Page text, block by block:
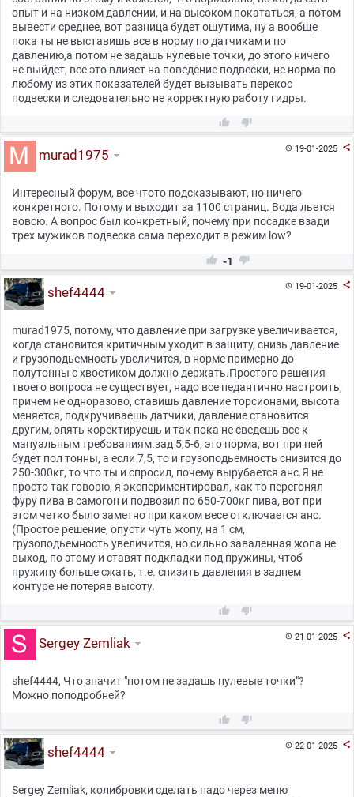
опыт и на низком давлении, и на высоком покататься, а потом
вывести среднее, вот разница будет ощутима, ну а вообще
пока ты не выставишь все в норму по датчикам и по
давлению,а потом не задашь нулевые точки, до этого ничего
не выйдет, все это влияет на поведение подвески, не норма по
любому из этих показателей будет вызывать перекос
подвески и следовательно не корректную работу гидры.
 
19-01-2025 
murad1975
Интересный форум, все чтото подсказывают, но ничего
конкретного. Потому и выходит за 1100 страниц. Вода льется
вовсю. А вопрос был конкретный, почему при посадке взади
трех мужиков подвеска сама переходит в режим low?
 -1 
19-01-2025 
shef4444
murad1975, потому, что давление при загрузке увеличивается,
когда становится критичным уходит в защиту, снизь давление
и грузоподьемность увеличится, в норме примерно до
полутонны с хвостиком должно держать.Простого решения
твоего вопроса не существует, надо все педантично настроить,
причем не одноразово, ставишь давление торсионами, высота
меняется, подкручиваешь датчики, давление становится
другим, опять коректируешь и так пока не сведешь все к
мануальным требованиям.зад 5,5-6, это норма, вот при ней
будет пол тонны, а если 7,5, то и грузоподьемность снизится до
250-300кг, то что ты и спросил, почему вырубается анс.Я не
просто так говорю, я экспериментировал, как то перегонял
фуру пива в самогон и подвозил по 650-700кг пива, вот при
этом четко было заметно при каком весе отключается анс.
(Простое решение, опусти чуть жопу, на 1 см,
грузоподьемность увеличится, но сильно заваленная жопа не
выход, по этому и ставят подкладки под пружины, чтоб
пружину больше сжать, т.е. снизить давления в заднем
контуре не потеряв высоту.
 
21-01-2025 
Sergey Zemliak
shef4444, Что значит "потом не задашь нулевые точки"?
Можно поподробней?
 
22-01-2025 
shef4444
Sergey Zemliak, колибровки сделать надо через меню